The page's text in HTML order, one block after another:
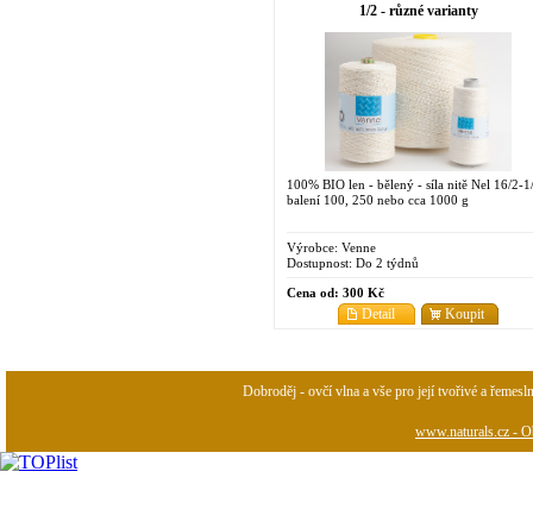
1/2 - různé varianty
100% BIO len - bělený - síla nitě Nel 16/2-
balení 100, 250 nebo cca 1000 g
Výrobce: Venne
Dostupnost: Do 2 týdnů
Cena od: 300 Kč
Koupit
Detail
Dobroděj - ovčí vlna a vše pro její tvořivé a
www.naturals.cz -